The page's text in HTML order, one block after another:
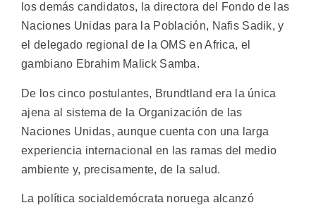
los demás candidatos, la directora del Fondo de las
Naciones Unidas para la Población, Nafis Sadik, y
el delegado regional de la OMS en Africa, el
gambiano Ebrahim Malick Samba.
De los cinco postulantes, Brundtland era la única
ajena al sistema de la Organización de las
Naciones Unidas, aunque cuenta con una larga
experiencia internacional en las ramas del medio
ambiente y, precisamente, de la salud.
La política socialdemócrata noruega alcanzó